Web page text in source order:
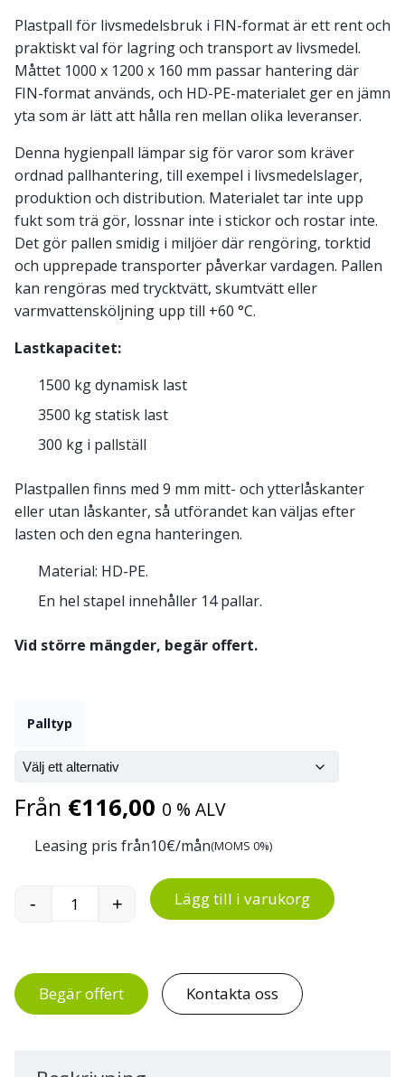
Plastpall för livsmedelsbruk i FIN-format är ett rent och
praktiskt val för lagring och transport av livsmedel.
Måttet 1000 x 1200 x 160 mm passar hantering där
FIN-format används, och HD-PE-materialet ger en jämn
yta som är lätt att hålla ren mellan olika leveranser.
Denna hygienpall lämpar sig för varor som kräver
ordnad pallhantering, till exempel i livsmedelslager,
produktion och distribution. Materialet tar inte upp
fukt som trä gör, lossnar inte i stickor och rostar inte.
Det gör pallen smidig i miljöer där rengöring, torktid
och upprepade transporter påverkar vardagen. Pallen
kan rengöras med trycktvätt, skumtvätt eller
varmvattensköljning upp till +60 °C.
Lastkapacitet:
1500 kg dynamisk last
3500 kg statisk last
300 kg i pallställ
Plastpallen finns med 9 mm mitt- och ytterlåskanter
eller utan låskanter, så utförandet kan väljas efter
lasten och den egna hanteringen.
Material: HD-PE.
En hel stapel innehåller 14 pallar.
Vid större mängder, begär offert.
Palltyp
Från €116,00 0 % ALV
Leasing pris från10€/mån(MOMS 0%)
Hygienisk plastpall för livsmedelsbruk FIN
- + Lägg till i varukorg
Begär offert Kontakta oss